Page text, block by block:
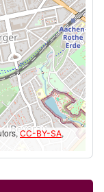
CC-BY-SA,